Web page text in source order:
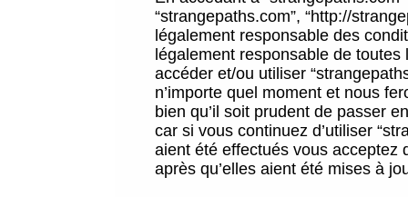
“strangepaths.com”, “http://
légalement responsable des
légalement responsable de
accéder et/ou utiliser
n’importe quel moment et nous
bien qu’il soit prudent de passer
car si vous continuez d’utiliser
aient été effectués vous acceptez
après qu’elles aient été mises à